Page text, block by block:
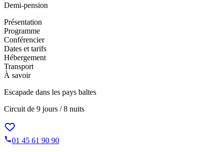
Demi-pension
Présentation
Programme
Conférencier
Dates et tarifs
Hébergement
Transport
À savoir
Escapade dans les pays baltes
Circuit de 9 jours / 8 nuits
01 45 61 90 90